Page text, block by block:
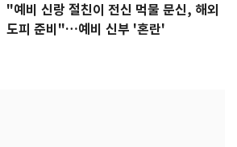
"예비 신랑 절친이 전신 먹물 문신, 해외
도피 준비"…예비 신부 '혼란'